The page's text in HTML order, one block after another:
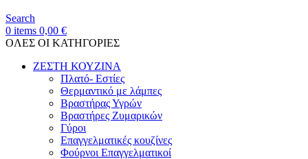
Search
0 items 0,00 €
OΛΕΣ ΟΙ ΚΑΤΗΓΟΡΙΕΣ
ΖΕΣΤΗ ΚΟΥΖΙΝΑ
Πλατό- Εστίες
Θερμαντικό με λάμπες
Βραστήρας Υγρών
Βραστήρες Ζυμαρικών
Γύροι
Επαγγελματικές κουζίνες
Φούρνοι Επαγγελματικοί